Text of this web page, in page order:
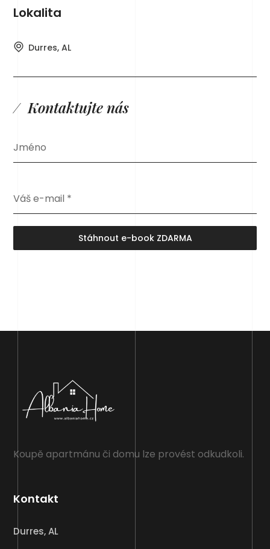
Lokalita
Durres, AL
Kontaktujte nás
Jméno
Váš e-mail *
Stáhnout e-book ZDARMA
Koupě apartmánu či domu lze provést odkudkoli.
Kontakt
Durres, AL